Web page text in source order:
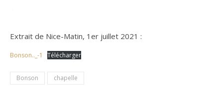
Extrait de Nice-Matin, 1er juillet 2021 :
Bonson.._-1 Télécharger
Bonson chapelle